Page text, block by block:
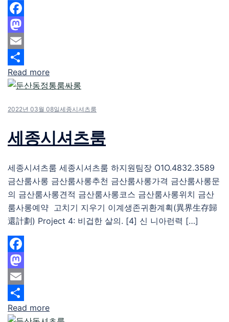
Facebook
Mastodon
Email
Share
Read more
2022년 03월 08일세종시셔츠룸
세종시셔츠룸
세종시셔츠룸 세종시셔츠룸 하지원팀장 O1O.4832.3589
금산룸사롱 금산룸사롱추천 금산룸사롱가격 금산룸사롱문
의 금산룸사롱견적 금산룸사롱코스 금산룸사롱위치 금산
룸사롱예약 고치기 지우기 이계생존귀환계획(異界生存歸
還計劃) Project 4: 비겁한 살의. [4] 신 니아런력 […]
Facebook
Mastodon
Email
Share
Read more